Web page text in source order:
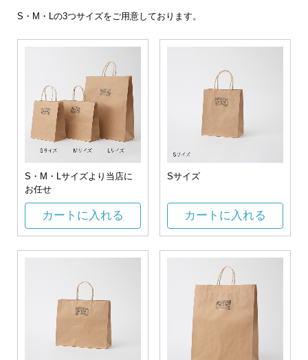
S・M・Lの3つサイズをご用意しております。
S・M・Lサイズより当店に
お任せ
カートに入れる
Sサイズ
カートに入れる